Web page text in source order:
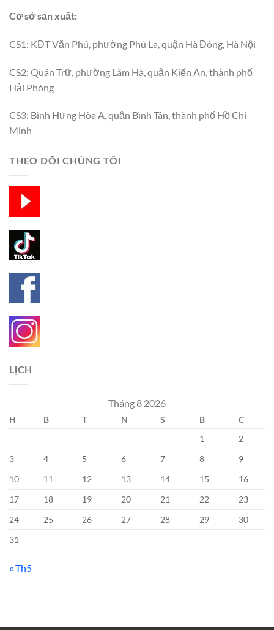
Cơ sở sản xuất:
CS1: KĐT Văn Phú, phường Phú La, quận Hà Đông, Hà Nội
CS2: Quán Trữ, phường Lãm Hà, quận Kiến An, thành phố
Hải Phòng
CS3: Bình Hưng Hòa A, quận Bình Tân, thành phố Hồ Chí
Minh
THEO DÕI CHÚNG TÔI
LỊCH
Tháng 8 2026
H B T N S B
C
1
2
3
4 5 6 7 8
9
10
11 12 13 14 15
16
17
18 19 20 21 22
23
24
25 26 27 28 29
30
31
« Th5